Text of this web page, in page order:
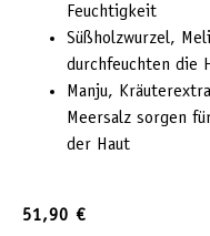
Feuchtigkeit
Süßholzwurzel,
durchfeuchten die
Manju,
Meersalz sorgen
der Haut
51,90 €